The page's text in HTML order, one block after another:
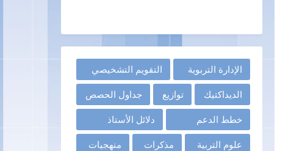
الإدارة التربوية التقويم التشخيصي
الديداكتيك توازيع جداول الحصص
خطط الدعم دلائل الأستاذ
علوم التربية مذكرات منهجيات